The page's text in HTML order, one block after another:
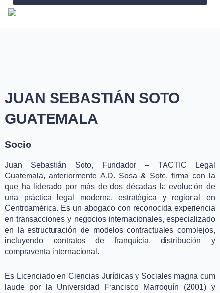
Omitir
JUAN SEBASTIÁN SOTO
GUATEMALA
Socio
Juan Sebastián Soto, Fundador – TACTIC Legal
Guatemala, anteriormente A.D. Sosa & Soto, firma con la
que ha liderado por más de dos décadas la evolución de
una práctica legal moderna, estratégica y regional en
Centroamérica. Es un abogado con reconocida experiencia
en transacciones y negocios internacionales, especializado
en la estructuración de modelos contractuales complejos,
incluyendo contratos de franquicia, distribución y
compraventa internacional.
Es Licenciado en Ciencias Jurídicas y Sociales magna cum
laude por la Universidad Francisco Marroquín (2001) y